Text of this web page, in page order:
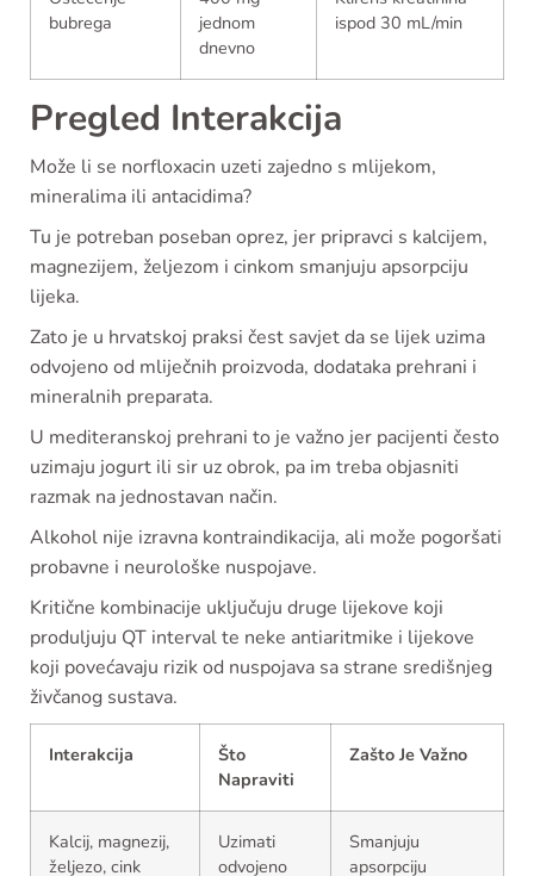
bubrega
jednom
dnevno
ispod 30 mL/min
Pregled Interakcija
Može li se norfloxacin uzeti zajedno s mlijekom,
mineralima ili antacidima?
Tu je potreban poseban oprez, jer pripravci s kalcijem,
magnezijem, željezom i cinkom smanjuju apsorpciju
lijeka.
Zato je u hrvatskoj praksi čest savjet da se lijek uzima
odvojeno od mliječnih proizvoda, dodataka prehrani i
mineralnih preparata.
U mediteranskoj prehrani to je važno jer pacijenti često
uzimaju jogurt ili sir uz obrok, pa im treba objasniti
razmak na jednostavan način.
Alkohol nije izravna kontraindikacija, ali može pogoršati
probavne i neurološke nuspojave.
Kritične kombinacije uključuju druge lijekove koji
produljuju QT interval te neke antiaritmike i lijekove
koji povećavaju rizik od nuspojava sa strane središnjeg
živčanog sustava.
Interakcija
Što
Napraviti
Zašto Je Važno
Kalcij, magnezij,
željezo, cink
Uzimati
odvojeno
Smanjuju
apsorpciju